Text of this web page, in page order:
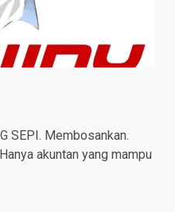
SEPI. Membosankan.
akuntan yang mampu